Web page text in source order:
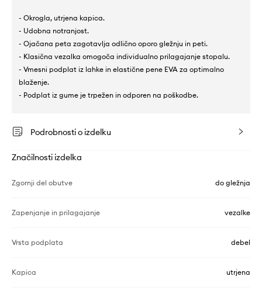
- Okrogla, utrjena kapica.
- Udobna notranjost.
- Ojačana peta zagotavlja odlično oporo gležnju in peti.
- Klasična vezalka omogoča individualno prilagajanje stopalu.
- Vmesni podplat iz lahke in elastične pene EVA za optimalno
blaženje.
- Podplat iz gume je trpežen in odporen na poškodbe.
Podrobnosti o izdelku
Značilnosti izdelka
Zgornji del obutve do gležnja
Zapenjanje in prilagajanje vezalke
Vrsta podplata debel
Kapica utrjena